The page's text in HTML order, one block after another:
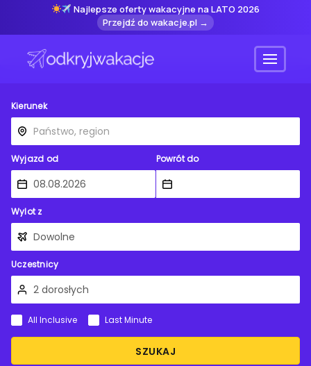
Najlepsze oferty wakacyjne na LATO 2026
Przejdź do wakacje.pl →
Menu
Kierunek
Wyjazd od Powrót do
Wylot z
Uczestnicy
SZUKAJ
All Inclusive Last Minute